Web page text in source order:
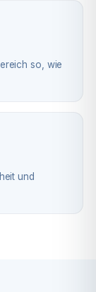
so, wie
und